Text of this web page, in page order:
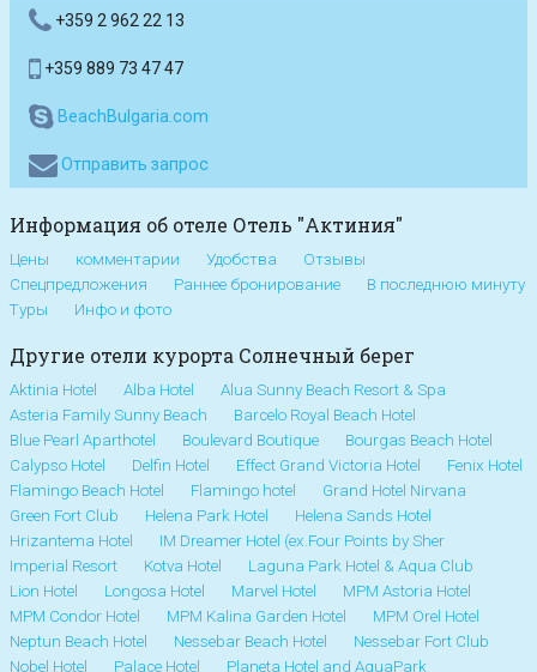
+359 2 962 22 13
+359 889 73 47 47
BeachBulgaria.com
Отправить запрос
Информация об отеле Отель "Актиния"
Цены комментарии Удобства
Отзывы
Спецпредложения
Раннее бронирование
В последнюю минуту
Туры
Инфо и фото
Другие отели курорта Солнечный берег
Aktinia Hotel Alba Hotel
Alua Sunny Beach Resort & Spa
Asteria Family Sunny Beach
Barcelo Royal Beach Hotel
Blue Pearl Aparthotel
Boulevard Boutique
Bourgas Beach Hotel
Calypso Hotel
Delfin Hotel Effect Grand Victoria Hotel
Fenix Hotel
Flamingo Beach Hotel
Flamingo hotel
Grand Hotel Nirvana
Green Fort Club
Helena Park Hotel
Helena Sands Hotel
Hrizantema Hotel
IM Dreamer Hotel (ex.Four Points by Sher
Imperial Resort
Kotva Hotel
Laguna Park Hotel & Aqua Club
Lion Hotel
Longosa Hotel Marvel Hotel
MPM Astoria Hotel
MPM Condor Hotel
MPM Kalina Garden Hotel
MPM Orel Hotel
Neptun Beach Hotel
Nessebar Beach Hotel
Nessebar Fort Club
Nobel Hotel
Palace Hotel
Planeta Hotel and AquaPark